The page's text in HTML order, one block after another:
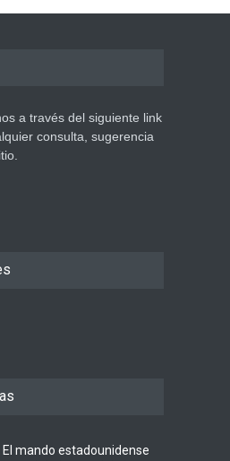
a través del siguiente link
consulta, sugerencia
El mando estadounidense